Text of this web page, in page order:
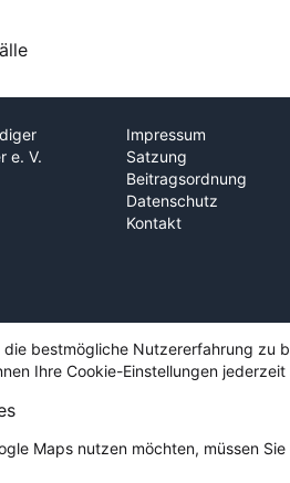
e. V.
Impressum
Satzung
Beitragsordnung
Datenschutz
Kontakt
bestmögliche Nutzererfahrung
Ihre Cookie-Einstellungen
Maps nutzen möchten, müssen